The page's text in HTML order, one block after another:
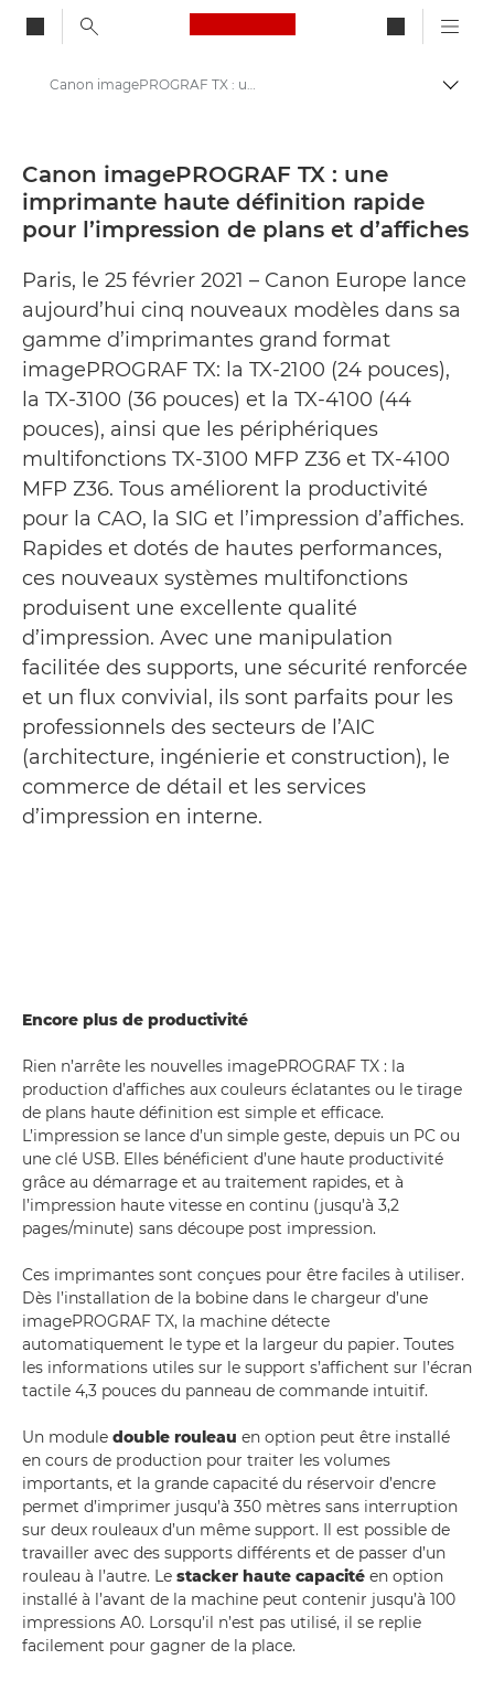
Canon Logo, back to
Presse
Communiqués de presse - Centre de presse Canon
Canon imagePROGRAF TX : une imprimante haute définition rapide pour l’impression de plans et d’affiches - Centre de presse Canon
Canon imagePROGRAF TX : une
imprimante haute définition rapide
pour l’impression de plans et d’affiches
Paris, le 25 février 2021 – Canon Europe lance
aujourd’hui cinq nouveaux modèles dans sa
gamme d’imprimantes grand format
imagePROGRAF TX: la TX-2100 (24 pouces),
la TX-3100 (36 pouces) et la TX-4100 (44
pouces), ainsi que les périphériques
multifonctions TX-3100 MFP Z36 et TX-4100
MFP Z36. Tous améliorent la productivité
pour la CAO, la SIG et l’impression d’affiches.
Rapides et dotés de hautes performances,
ces nouveaux systèmes multifonctions
produisent une excellente qualité
d’impression. Avec une manipulation
facilitée des supports, une sécurité renforcée
et un flux convivial, ils sont parfaits pour les
professionnels des secteurs de l’AIC
(architecture, ingénierie et construction), le
commerce de détail et les services
d’impression en interne.
Encore plus de productivité
Rien n’arrête les nouvelles imagePROGRAF TX : la
production d’affiches aux couleurs éclatantes ou le tirage
de plans haute définition est simple et efficace.
L’impression se lance d’un simple geste, depuis un PC ou
une clé USB. Elles bénéficient d’une haute productivité
grâce au démarrage et au traitement rapides, et à
l’impression haute vitesse en continu (jusqu’à 3,2
pages/minute) sans découpe post impression.
Ces imprimantes sont conçues pour être faciles à utiliser.
Dès l’installation de la bobine dans le chargeur d’une
imagePROGRAF TX, la machine détecte
automatiquement le type et la largeur du papier. Toutes
les informations utiles sur le support s’affichent sur l’écran
tactile 4,3 pouces du panneau de commande intuitif.
Un module double rouleau en option peut être installé
en cours de production pour traiter les volumes
importants, et la grande capacité du réservoir d’encre
permet d’imprimer jusqu’à 350 mètres sans interruption
sur deux rouleaux d’un même support. Il est possible de
travailler avec des supports différents et de passer d’un
rouleau à l’autre. Le stacker haute capacité en option
installé à l’avant de la machine peut contenir jusqu’à 100
impressions A0. Lorsqu’il n’est pas utilisé, il se replie
facilement pour gagner de la place.